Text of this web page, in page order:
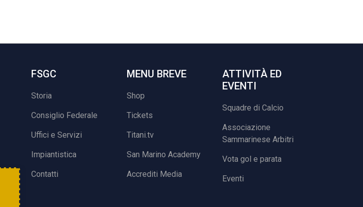
FSGC
Storia
Consiglio Federale
Uffici e Servizi
Impiantistica
Contatti
MENU BREVE
Shop
Tickets
Titani.tv
San Marino Academy
Accrediti Media
ATTIVITÀ ED
EVENTI
Squadre di Calcio
Associazione
Sammarinese Arbitri
Vota gol e parata
Eventi